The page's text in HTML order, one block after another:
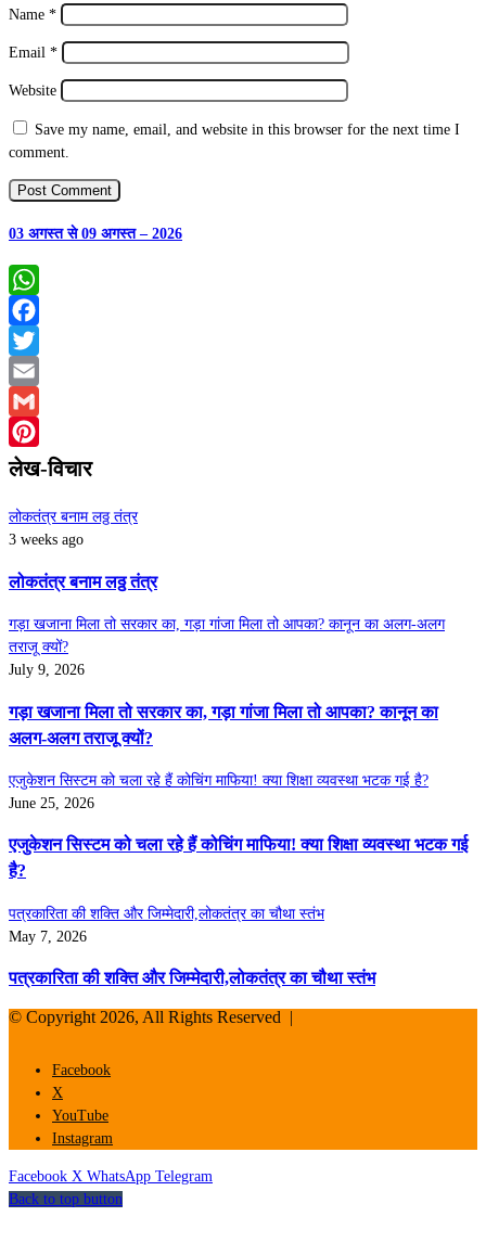
Name *
Email *
Website
Save my name, email, and website in this browser for the next time I
comment.
03 अगस्त से 09 अगस्त – 2026
WhatsApp
Facebook
Twitter
Email
Gmail
Pinterest
लेख-विचार
लोकतंत्र बनाम लठ्ठ तंत्र
3 weeks ago
लोकतंत्र बनाम लठ्ठ तंत्र
गड़ा खजाना मिला तो सरकार का, गड़ा गांजा मिला तो आपका? कानून का अलग-अलग
तराजू क्यों?
July 9, 2026
गड़ा खजाना मिला तो सरकार का, गड़ा गांजा मिला तो आपका? कानून का
अलग-अलग तराजू क्यों?
एजुकेशन सिस्टम को चला रहे हैं कोचिंग माफिया! क्या शिक्षा व्यवस्था भटक गई है?
June 25, 2026
एजुकेशन सिस्टम को चला रहे हैं कोचिंग माफिया! क्या शिक्षा व्यवस्था भटक गई
है?
पत्रकारिता की शक्ति और जिम्मेदारी,लोकतंत्र का चौथा स्तंभ
May 7, 2026
पत्रकारिता की शक्ति और जिम्मेदारी,लोकतंत्र का चौथा स्तंभ
© Copyright 2026, All Rights Reserved |
Facebook
X
YouTube
Instagram
Facebook X WhatsApp Telegram
Back to top button